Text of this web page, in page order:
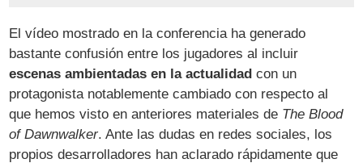
El vídeo mostrado en la conferencia ha generado
bastante confusión entre los jugadores al incluir
escenas ambientadas en la actualidad con un
protagonista notablemente cambiado con respecto al
que hemos visto en anteriores materiales de The Blood
of Dawnwalker. Ante las dudas en redes sociales, los
propios desarrolladores han aclarado rápidamente que